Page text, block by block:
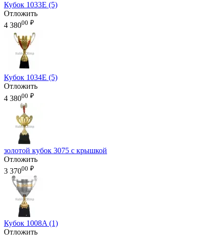
Кубок 1033E (5)
Отложить
4 38000 ₽
Кубок 1034E (5)
Отложить
4 38000 ₽
золотой кубок 3075 с крышкой
Отложить
3 37000 ₽
Кубок 1008A (1)
Отложить